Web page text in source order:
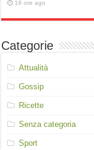
16 ore ago
Categorie
Attualità
Gossip
Ricette
Senza categoria
Sport